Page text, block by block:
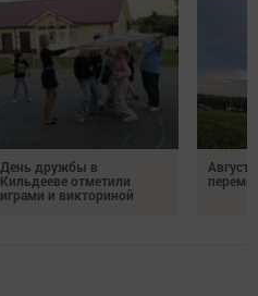
День дружбы в
Кильдееве отметили
играми и викториной
Август